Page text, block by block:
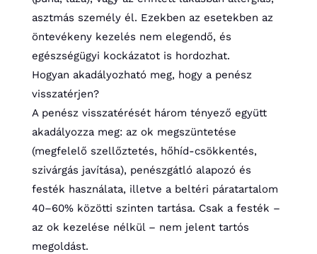
asztmás személy él. Ezekben az esetekben az
öntevékeny kezelés nem elegendő, és
egészségügyi kockázatot is hordozhat.
Hogyan akadályozható meg, hogy a penész
visszatérjen?
A penész visszatérését három tényező együtt
akadályozza meg: az ok megszüntetése
(megfelelő szellőztetés, hőhíd-csökkentés,
szivárgás javítása), penészgátló alapozó és
festék használata, illetve a beltéri páratartalom
40–60% közötti szinten tartása. Csak a festék –
az ok kezelése nélkül – nem jelent tartós
megoldást.